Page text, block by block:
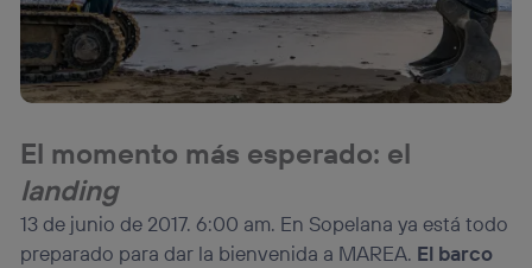
El momento más esperado: el
landing
13 de junio de 2017. 6:00 am. En Sopelana ya está todo
preparado para dar la bienvenida a MAREA. El barco